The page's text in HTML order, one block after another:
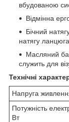
вбудованою
Відмінна
Бічний
натягу ланцюга.
Масляний
служить для
Технічні
Напруга
Потужність
Вт